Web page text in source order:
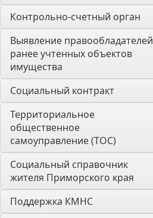
Контрольно-счетный орган
Выявление правообладателей
ранее учтенных объектов
имущества
Социальный контракт
Территориальное
общественное
самоуправление (ТОС)
Социальный справочник
жителя Приморского края
Поддержка КМНС